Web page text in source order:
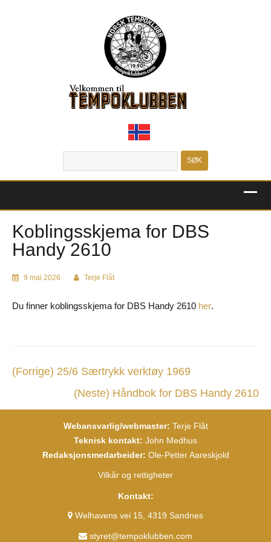
Koblingsskjema for DBS
Handy 2610
9 mai 2026 Terje Flåt
Du finner koblingsskjema for DBS Handy 2610 her.
(Forrige) 25/6 Særtrykk verktøy 1969
(Neste) Håndbok for DBS Handy 2610
Webansvarlig/webmaster: Terje Flåt
Teknisk kontakt: John Medhus
Redaksjonsmedarbeider: Ole-Petter Aareskjold
Vilkår og rettigheter
Kontakt:
Welhavens vei 15, 4319 Sandnes
styret@tempoklubben.com